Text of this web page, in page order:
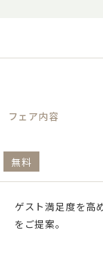
フェア内容
無料
ゲスト満足度を高
をご提案。